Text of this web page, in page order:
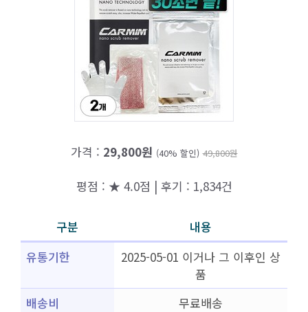
가격 : 29,800원 (40% 할인) 49,800원
평점 : ★ 4.0점 | 후기 : 1,834건
구분
내용
유통기한
2025-05-01 이거나 그 이후인 상
품
배송비
무료배송